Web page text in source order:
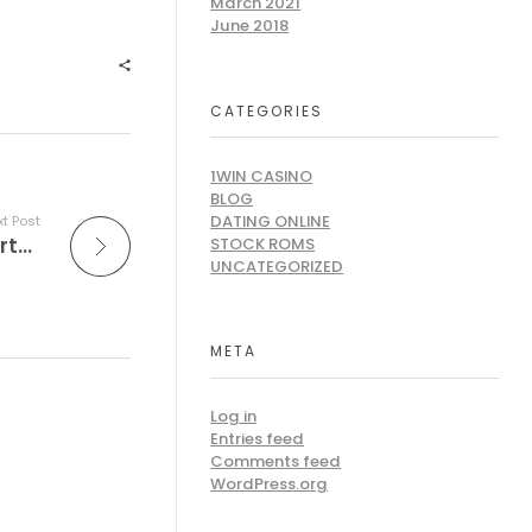
Post
MeetNLunchâ¢ has generated a Trustworthy profile as a Premium Matchmaking provider in Thailand
June 2018
CATEGORIES
1WIN CASINO
BLOG
DATING ONLINE
STOCK ROMS
UNCATEGORIZED
META
Log in
Entries feed
Comments feed
WordPress.org